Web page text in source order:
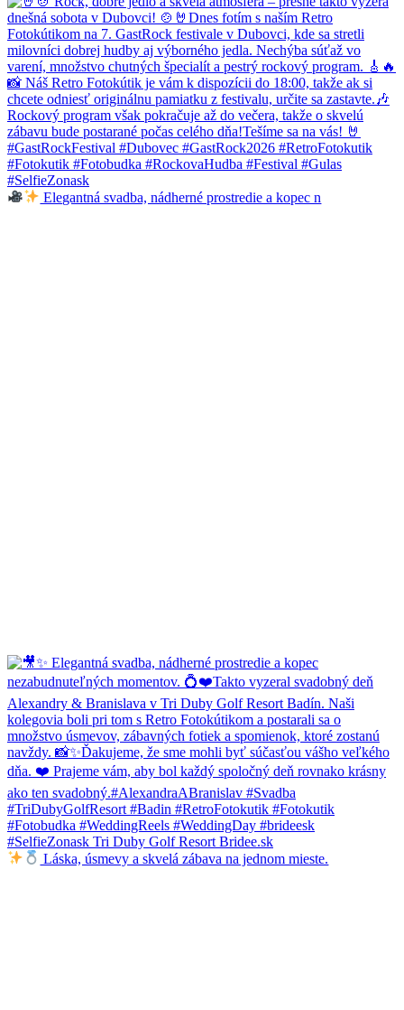
Elegantná svadba, nádherné prostredie a kopec n
Láska, úsmevy a skvelá zábava na jednom mieste.